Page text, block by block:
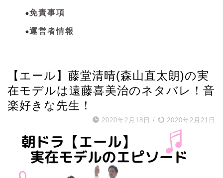
免責事項
運営者情報
【エール】藤堂清晴(森山直太朗)の実
在モデルは遠藤喜美治のネタバレ！音
楽好きな先生！
2020年2月18日 / 2020年2月21日